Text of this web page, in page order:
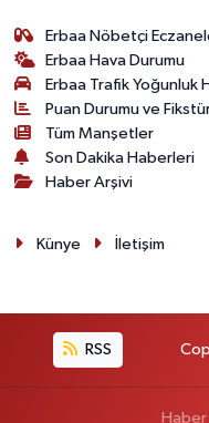
Erbaa Nöbetçi
Erbaa Hava Durumu
Erbaa Trafik Yoğunluk
Puan Durumu ve
Tüm Manşetler
Son Dakika Haberleri
Haber Arşivi
Künye İletişim
RSS
Haber